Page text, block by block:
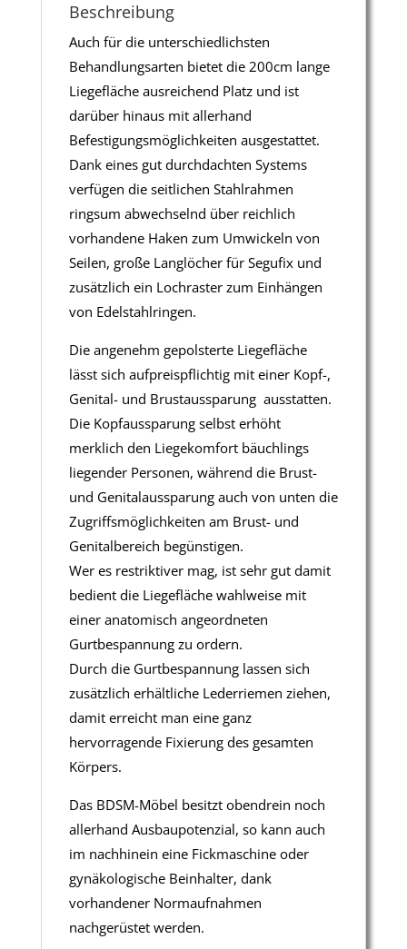
Beschreibung
Auch für die unterschiedlichsten
Behandlungsarten bietet die 200cm lange
Liegefläche ausreichend Platz und ist
darüber hinaus mit allerhand
Befestigungsmöglichkeiten ausgestattet.
Dank eines gut durchdachten Systems
verfügen die seitlichen Stahlrahmen
ringsum abwechselnd über reichlich
vorhandene Haken zum Umwickeln von
Seilen, große Langlöcher für Segufix und
zusätzlich ein Lochraster zum Einhängen
von Edelstahlringen.
Die angenehm gepolsterte Liegefläche
lässt sich aufpreispflichtig mit einer Kopf-,
Genital- und Brustaussparung ausstatten.
Die Kopfaussparung selbst erhöht
merklich den Liegekomfort bäuchlings
liegender Personen, während die Brust-
und Genitalaussparung auch von unten die
Zugriffsmöglichkeiten am Brust- und
Genitalbereich begünstigen.
Wer es restriktiver mag, ist sehr gut damit
bedient die Liegefläche wahlweise mit
einer anatomisch angeordneten
Gurtbespannung zu ordern.
Durch die Gurtbespannung lassen sich
zusätzlich erhältliche Lederriemen ziehen,
damit erreicht man eine ganz
hervorragende Fixierung des gesamten
Körpers.
Das BDSM-Möbel besitzt obendrein noch
allerhand Ausbaupotenzial, so kann auch
im nachhinein eine Fickmaschine oder
gynäkologische Beinhalter, dank
vorhandener Normaufnahmen
nachgerüstet werden.